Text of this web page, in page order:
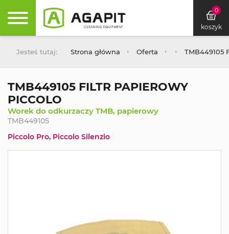
0
koszyk
Jesteś tutaj: Strona główna Oferta TMB449105
TMB449105 FILTR PAPIEROWY
PICCOLO
Worek do odkurzaczy TMB, papierowy
TMB449105
Piccolo Pro, Piccolo Silenzio